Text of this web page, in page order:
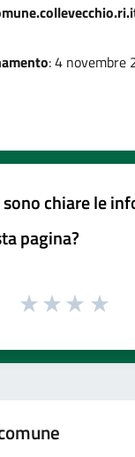
: 4 novembre
chiare le
pagina?